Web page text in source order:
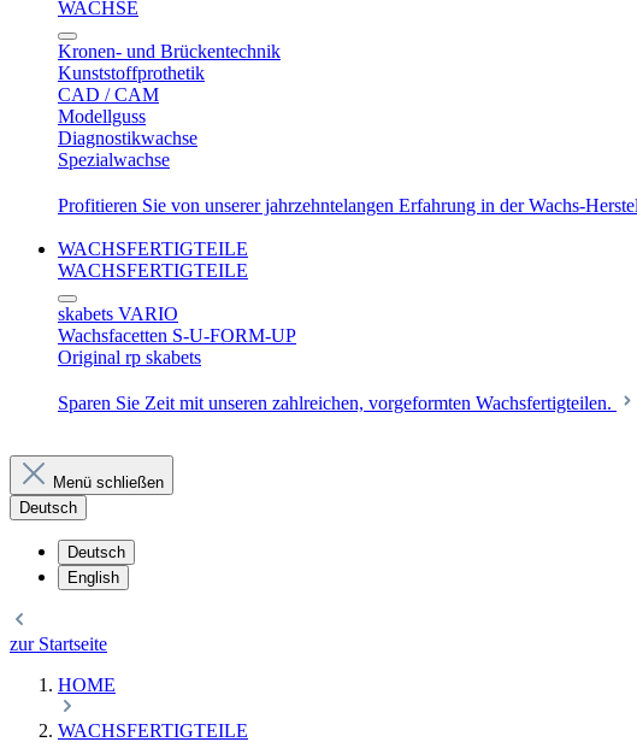
WACHSE
Kronen- und Brückentechnik
Kunststoffprothetik
CAD / CAM
Modellguss
Diagnostikwachse
Spezialwachse
Profitieren Sie von unserer jahrzehntelangen Erfahrung in der Wachs-
WACHSFERTIGTEILE
WACHSFERTIGTEILE
skabets VARIO
Wachsfacetten S-U-FORM-UP
Original rp skabets
Sparen Sie Zeit mit unseren zahlreichen, vorgeformten Wachsfertigteilen.
Menü schließen
Deutsch
Deutsch
English
zur Startseite
HOME
WACHSFERTIGTEILE